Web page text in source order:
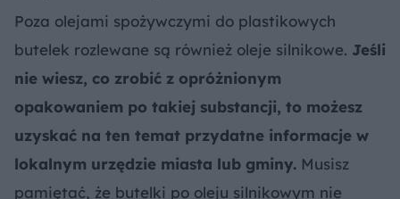
Poza olejami spożywczymi do plastikowych
butelek rozlewane są również oleje silnikowe. Jeśli
nie wiesz, co zrobić z opróżnionym
opakowaniem po takiej substancji, to możesz
uzyskać na ten temat przydatne informacje w
lokalnym urzędzie miasta lub gminy. Musisz
pamiętać, że butelki po oleju silnikowym nie